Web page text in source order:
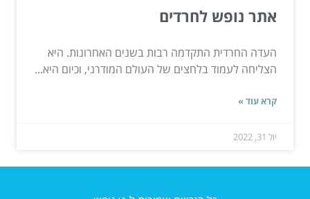
אתר נופש לחרדים
העדה החרדית התקדמה רבות בשנים האחרונות. היא
הצליחה לעמוד בלחצים של העולם המודרני, וכיום היא...
קרא עוד »
יול 31, 2022